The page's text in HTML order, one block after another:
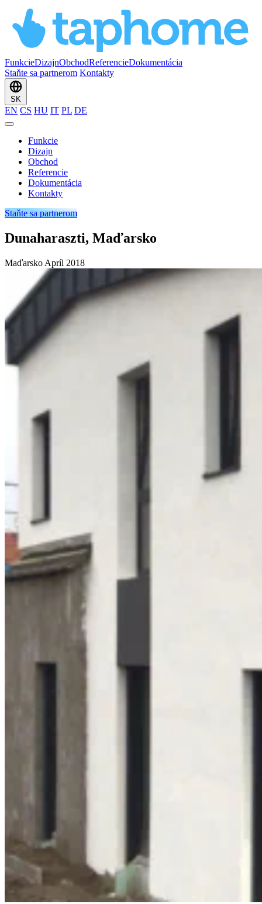
FunkcieDizajnObchodReferencieDokumentácia
Staňte sa partnerom Kontakty
SK
EN CS HU IT PL DE
Funkcie
Dizajn
Obchod
Referencie
Dokumentácia
Kontakty
Staňte sa partnerom
Dunaharaszti, Maďarsko
Maďarsko Apríl 2018